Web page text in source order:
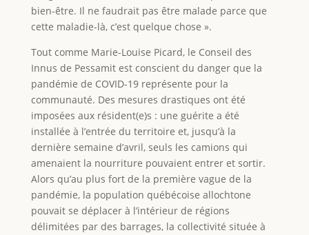
bien-être. Il ne faudrait pas être malade parce que
cette maladie-là, c’est quelque chose ».
Tout comme Marie-Louise Picard, le Conseil des
Innus de Pessamit est conscient du danger que la
pandémie de COVID-19 représente pour la
communauté. Des mesures drastiques ont été
imposées aux résident(e)s : une guérite a été
installée à l’entrée du territoire et, jusqu’à la
dernière semaine d’avril, seuls les camions qui
amenaient la nourriture pouvaient entrer et sortir.
Alors qu’au plus fort de la première vague de la
pandémie, la population québécoise allochtone
pouvait se déplacer à l’intérieur de régions
délimitées par des barrages, la collectivité située à